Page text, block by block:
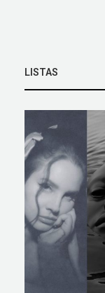
LISTAS